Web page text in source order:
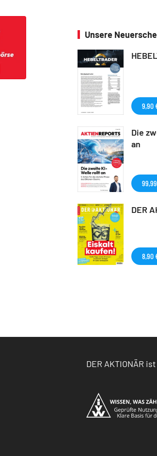
Unsere
9,90
Die
an
DER
8,90
DER AKTIONÄR